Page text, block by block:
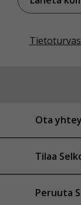
Ota
Tilaa
Peruuta